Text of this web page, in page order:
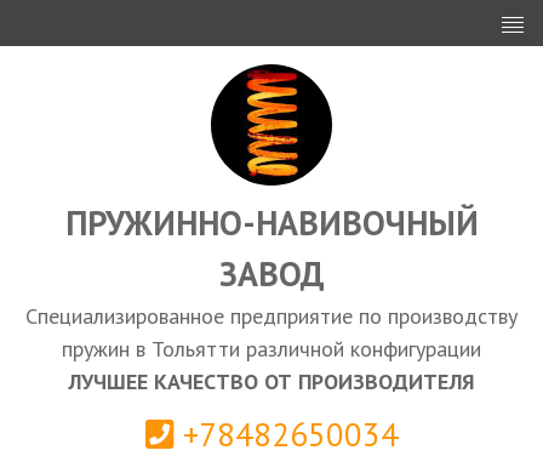
ИНВЕСТОРАМ
ПРОЕКТИРОВАНИЕ
ЭКСПОРТ
ЗАКУПКИ
КАЛЬКУЛЯТОР ПРУЖИН
Тольятти
ПРУЖИННО-НАВИВОЧНЫЙ
ЗАВОД
Специализированное предприятие по производству
пружин в Тольятти различной конфигурации
ЛУЧШЕЕ КАЧЕСТВО ОТ ПРОИЗВОДИТЕЛЯ
+78482650034